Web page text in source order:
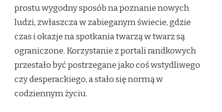
prostu wygodny sposób na poznanie nowych
ludzi, zwłaszcza w zabieganym świecie, gdzie
czas i okazje na spotkania twarzą w twarz są
ograniczone. Korzystanie z portali randkowych
przestało być postrzegane jako coś wstydliwego
czy desperackiego, a stało się normą w
codziennym życiu.